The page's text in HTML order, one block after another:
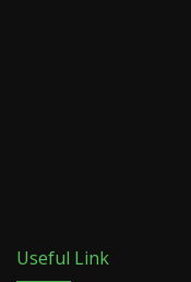
Useful Link